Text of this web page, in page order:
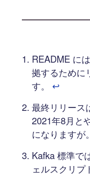
README に
拠するために
す。 ↩︎
最終リリース
2021年8月と
になりますが。
Kafka 標準で
ェルスクリプ